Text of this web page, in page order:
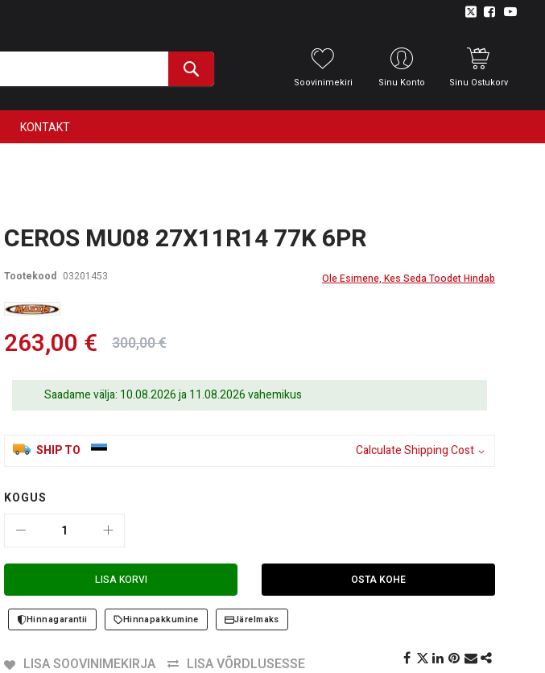
Soovinimekiri Sinu Konto Sinu Ostukorv
KONTAKT
CEROS MU08 27X11R14 77K 6PR
Ole Esimene, Kes Seda Toodet Hindab
Tootekood 03201453
263,00 € 300,00 €
Saadame välja: 10.08.2026 ja 11.08.2026 vahemikus
SHIP TO Calculate Shipping Cost
KOGUS
LISA KORVI OSTA KOHE
Hinnagarantii Hinnapakkumine Järelmaks
LISA SOOVINIMEKIRJA LISA VÕRDLUSESSE